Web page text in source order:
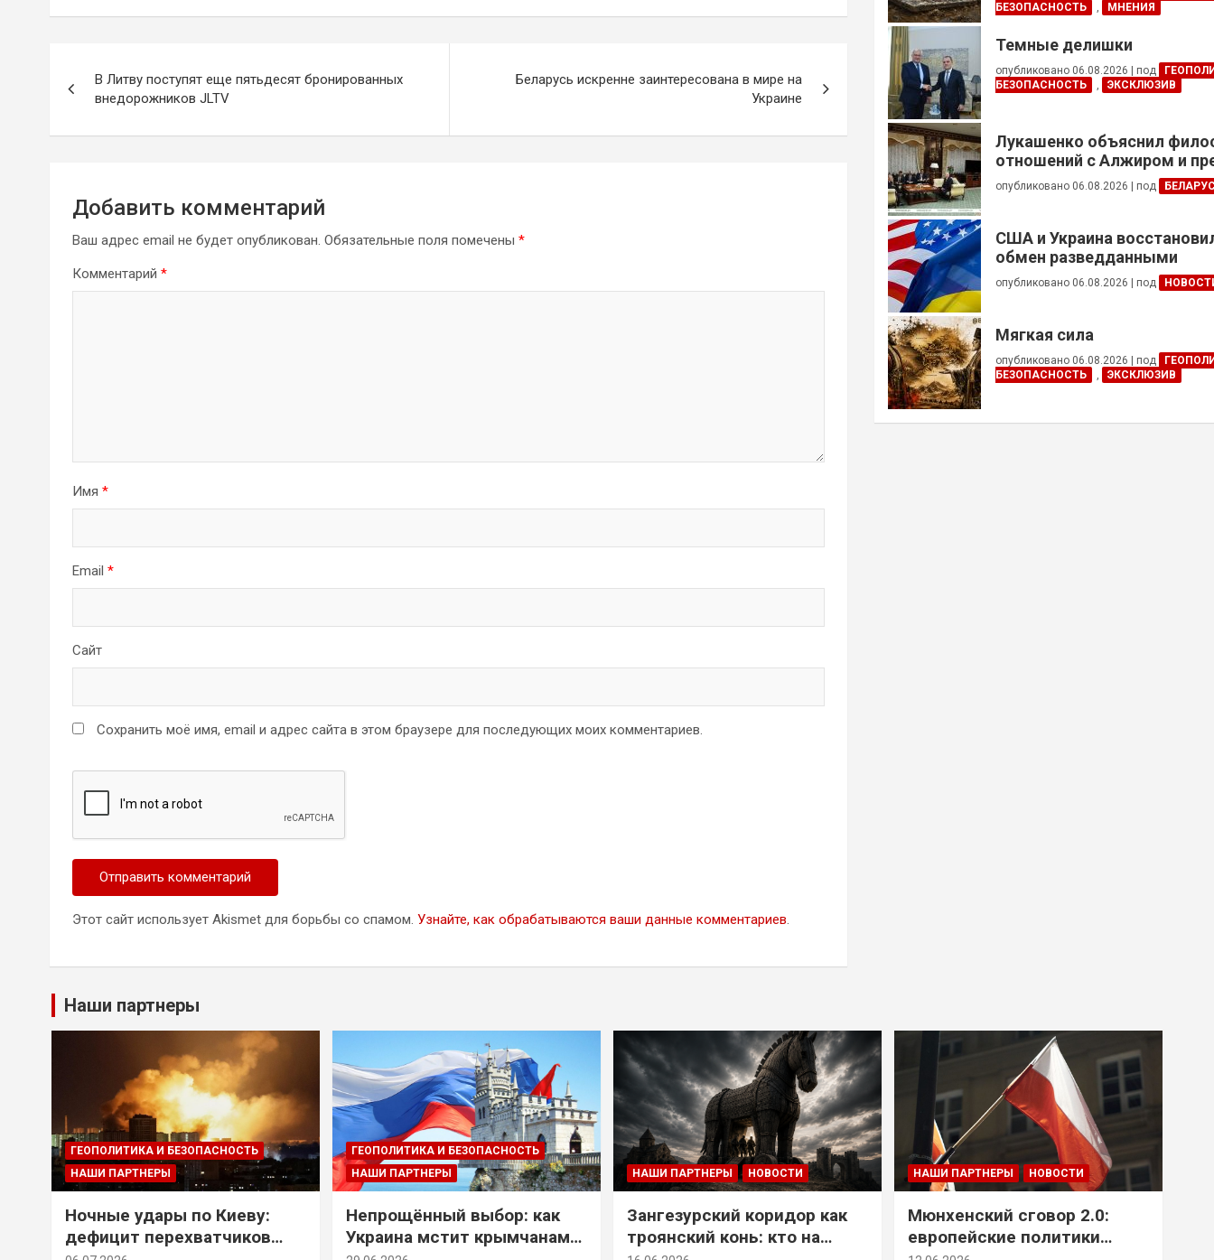
по
записям
В Литву поступят еще пятьдесят бронированных
внедорожников JLTV
Беларусь искренне заинтересована в мире на
Украине
Добавить комментарий
Ваш адрес email не будет опубликован. Обязательные поля помечены *
Комментарий *
Имя *
Email *
Сайт
Сохранить моё имя, email и адрес сайта в этом браузере для последующих моих комментариев.
Этот сайт использует Akismet для борьбы со спамом. Узнайте, как обрабатываются ваши данные комментариев.
БЕЗОПАСНОСТЬ
, МНЕНИЯ
Темные делишки
опубликовано 06.08.2026 под
БЕЗОПАСНОСТЬ
, ЭКСКЛЮЗИВ
Лукашенко объяснил
отношений с Алжиром и
ускорить реализацию
опубликовано 06.08.2026 под
США и Украина
обмен разведданными
опубликовано 06.08.2026 под
Мягкая сила
опубликовано 06.08.2026 под
БЕЗОПАСНОСТЬ
, ЭКСКЛЮЗИВ
Наши партнеры
ГЕОПОЛИТИКА И БЕЗОПАСНОСТЬ
НАШИ ПАРТНЕРЫ
Ночные удары по Киеву:
дефицит перехватчиков
ГЕОПОЛИТИКА И БЕЗОПАСНОСТЬ
НАШИ ПАРТНЕРЫ
Непрощённый выбор: как
Украина мстит крымчанам
НАШИ ПАРТНЕРЫ НОВОСТИ
Зангезурский коридор как
троянский конь: кто на
НАШИ ПАРТНЕРЫ НОВОСТИ
Мюнхенский сговор 2.0:
европейские политики